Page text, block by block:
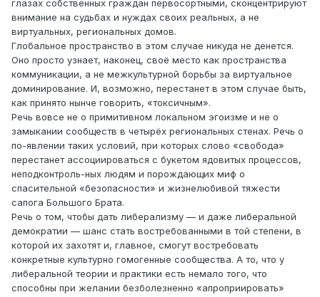
глазах собственных граждан первосортными, сконцентрируют
внимание на судьбах и нуждах своих реальных, а не
виртуальных, региональных домов.
Глобальное пространство в этом случае никуда не денется.
Оно просто узнает, наконец, своё место как пространства
коммуникации, а не межкультурной борьбы за виртуальное
доминирование. И, возможно, перестанет в этом случае быть,
как принято нынче говорить, «токсичным».
Речь вовсе не о примитивном локальном эгоизме и не о
замыкании сообществ в четырёх региональных стенах. Речь о
по-явлении таких условий, при которых слово «свобода»
перестанет ассоциироваться с букетом ядовитых процессов,
неподконтроль-ных людям и порождающих миф о
спасительной «безопасности» и жизнелюбивой тяжести
сапога Большого Брата.
Речь о том, чтобы дать либерализму — и даже либеральной
демократии — шанс стать востребованными в той степени, в
которой их захотят и, главное, смогут востребовать
конкретные культурно гомогенные сообщества. А то, что у
либеральной теории и практики есть немало того, что
способны при желании безболезненно «апроприировать»